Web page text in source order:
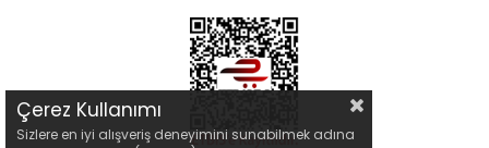
Çerez Kullanımı
Sizlere en iyi alışveriş deneyimini sunabilmek adına